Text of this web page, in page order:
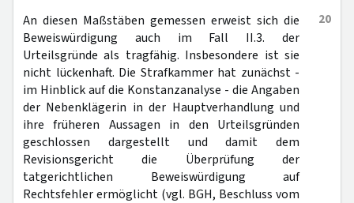
20
An diesen Maßstäben gemessen erweist sich die
Beweiswürdigung auch im Fall II.3. der
Urteilsgründe als tragfähig. Insbesondere ist sie
nicht lückenhaft. Die Strafkammer hat zunächst -
im Hinblick auf die Konstanzanalyse - die Angaben
der Nebenklägerin in der Hauptverhandlung und
ihre früheren Aussagen in den Urteilsgründen
geschlossen dargestellt und damit dem
Revisionsgericht die Überprüfung der
tatgerichtlichen Beweiswürdigung auf
Rechtsfehler ermöglicht (vgl. BGH, Beschluss vom